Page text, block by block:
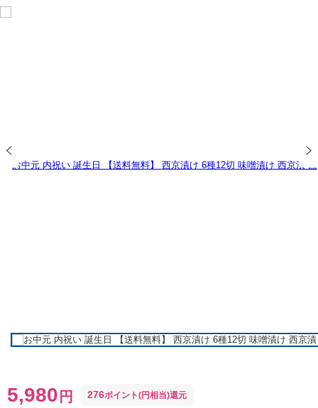
5,980 円 276ポイント(円相当)還元